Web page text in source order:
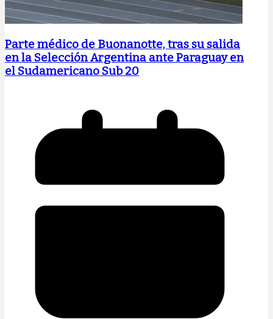
Parte médico de Buonanotte, tras su salida
en la Selección Argentina ante Paraguay en
el Sudamericano Sub 20